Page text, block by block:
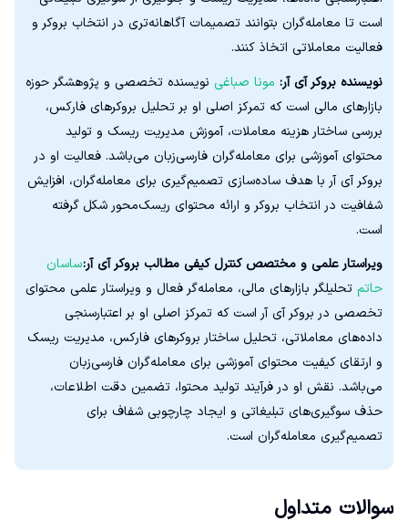
است تا معامله‌گران بتوانند تصمیمات آگاهانه‌تری در انتخاب بروکر و
فعالیت معاملاتی اتخاذ کنند.
نویسنده بروکر آی آر: مونا صباغی نویسنده تخصصی و پژوهشگر حوزه
بازارهای مالی است که تمرکز اصلی او بر تحلیل بروکرهای فارکس،
بررسی ساختار هزینه معاملات، آموزش مدیریت ریسک و تولید
محتوای آموزشی برای معامله‌گران فارسی‌زبان می‌باشد. فعالیت او در
بروکر آی آر با هدف ساده‌سازی تصمیم‌گیری برای معامله‌گران، افزایش
شفافیت در انتخاب بروکر و ارائه محتوای ریسک‌محور شکل گرفته
است.
ویراستار علمی و مختصص کنترل کیفی مطالب بروکر آی آر:ساسان
حاتم تحلیلگر بازارهای مالی، معامله‌گر فعال و ویراستار علمی محتوای
تخصصی در بروکر آی آر است که تمرکز اصلی او بر اعتبارسنجی
داده‌های معاملاتی، تحلیل ساختار بروکرهای فارکس، مدیریت ریسک
و ارتقای کیفیت محتوای آموزشی برای معامله‌گران فارسی‌زبان
می‌باشد. نقش او در فرآیند تولید محتوا، تضمین دقت اطلاعات،
حذف سوگیری‌های تبلیغاتی و ایجاد چارچوبی شفاف برای
تصمیم‌گیری معامله‌گران است.
سوالات متداول